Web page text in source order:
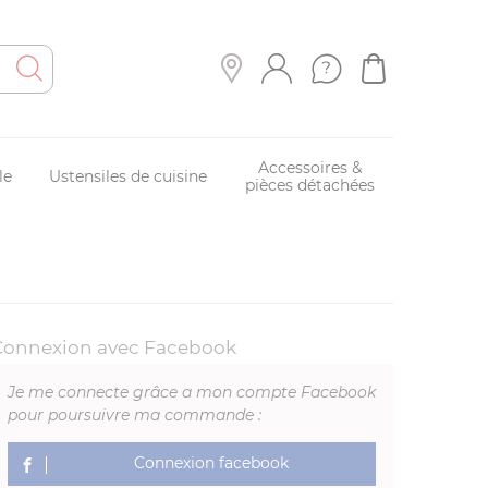
Ustensiles de cuisine
Accessoires &
pièces détachées
avec Facebook
Je me connecte grâce a mon compte Facebook
pour poursuivre ma commande :
Connexion facebook